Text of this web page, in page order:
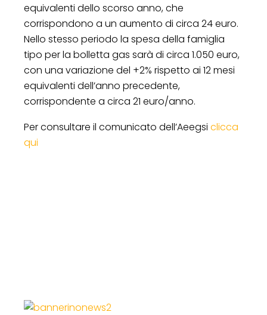
equivalenti dello scorso anno, che
corrispondono a un aumento di circa 24 euro.
Nello stesso periodo la spesa della famiglia
tipo per la bolletta gas sarà di circa 1.050 euro,
con una variazione del +2% rispetto ai 12 mesi
equivalenti dell’anno precedente,
corrispondente a circa 21 euro/anno.
Per consultare il comunicato dell’Aeegsi clicca
qui